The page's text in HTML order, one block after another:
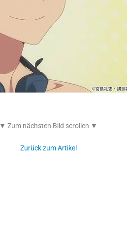
▼ Zum nächsten Bild scrollen ▼
Zurück zum Artikel